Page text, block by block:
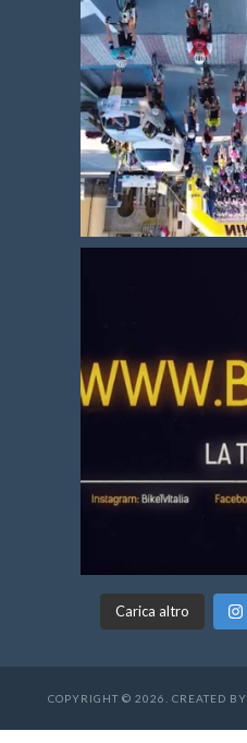
Carica altro
COPYRIGHT © 2026. CREATED BY